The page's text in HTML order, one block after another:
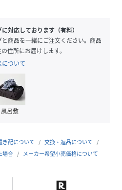
て着られるのも嬉しいポイン
利なおススメアイテムです！
ーリング素材
な着心地に♪
対応しております（有料）
商品を一緒にご注文ください。商品
住所にお届けします。
ついて
風呂敷
き配について
交換・返品について
場合
メーカー希望小売価格について